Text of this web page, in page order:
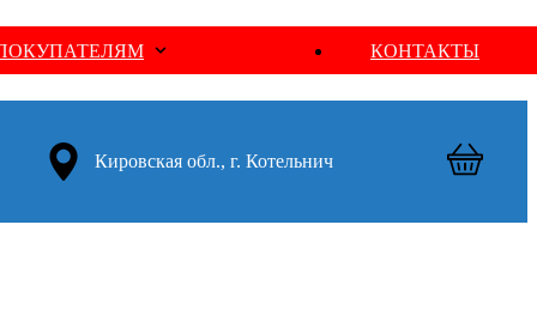
КОНТАКТЫ
Кировская обл., г. Котельнич